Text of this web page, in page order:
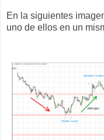
En la siguientes
uno de ellos en un